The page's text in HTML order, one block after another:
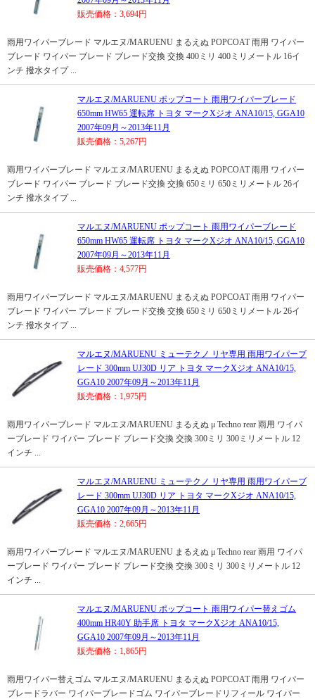
販売価格：3,694円
雨用ワイパーブレード マルエヌ/MARUENU まるえぬ POPCOAT 雨用 ワイパー
ブレード ワイパー ブレード ブレード交換 交換 400ミリ 400ミリメートル 16イ
ンチ 撥水タイプ ...
マルエヌ/MARUENU ポップコート 雨用ワイパーブレード
650mm HW65 運転席 トヨタ マークXジオ ANA10/15, GGA10
2007年09月～2013年11月
販売価格：5,267円
雨用ワイパーブレード マルエヌ/MARUENU まるえぬ POPCOAT 雨用 ワイパー
ブレード ワイパー ブレード ブレード交換 交換 650ミリ 650ミリメートル 26イ
ンチ 撥水タイプ ...
マルエヌ/MARUENU ポップコート 雨用ワイパーブレード
650mm HW65 運転席 トヨタ マークXジオ ANA10/15, GGA10
2007年09月～2013年11月
販売価格：4,577円
雨用ワイパーブレード マルエヌ/MARUENU まるえぬ POPCOAT 雨用 ワイパー
ブレード ワイパー ブレード ブレード交換 交換 650ミリ 650ミリメートル 26イ
ンチ 撥水タイプ ...
マルエヌ/MARUENU ミューテクノ リヤ専用 雨用ワイパーブ
レード 300mm UJ30D リア トヨタ マークXジオ ANA10/15,
GGA10 2007年09月～2013年11月
販売価格：1,975円
雨用ワイパーブレード マルエヌ/MARUENU まるえぬ μ Techno rear 雨用 ワイパ
ーブレード ワイパー ブレード ブレード交換 交換 300ミリ 300ミリメートル 12
インチ ...
マルエヌ/MARUENU ミューテクノ リヤ専用 雨用ワイパーブ
レード 300mm UJ30D リア トヨタ マークXジオ ANA10/15,
GGA10 2007年09月～2013年11月
販売価格：2,665円
雨用ワイパーブレード マルエヌ/MARUENU まるえぬ μ Techno rear 雨用 ワイパ
ーブレード ワイパー ブレード ブレード交換 交換 300ミリ 300ミリメートル 12
インチ ...
マルエヌ/MARUENU ポップコート 雨用ワイパー替えゴム
400mm HR40Y 助手席 トヨタ マークXジオ ANA10/15,
GGA10 2007年09月～2013年11月
販売価格：1,865円
雨用ワイパー替えゴム マルエヌ/MARUENU まるえぬ POPCOAT 雨用 ワイパー
ブレードラバー ワイパーブレードゴム ワイパーブレードリフィール ワイパー